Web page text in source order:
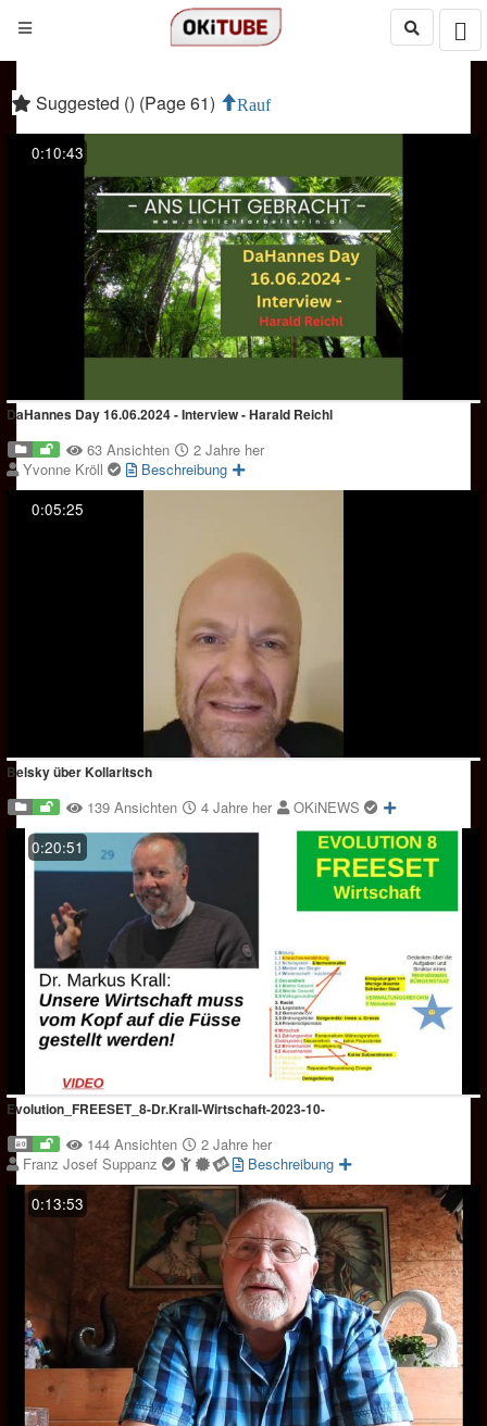
Suggested () (Page 61) Rauf
0:10:43
DaHannes Day 16.06.2024 - Interview - Harald Reichl
63 Ansichten
2 Jahre her
Yvonne Kröll
Beschreibung
0:05:25
Belsky über Kollaritsch
139 Ansichten 4 Jahre her
OKiNEWS
0:20:51
Evolution_FREESET_8-Dr.Krall-Wirtschaft-2023-10-
144 Ansichten
2 Jahre her
Franz Josef Suppanz
Beschreibung
0:13:53